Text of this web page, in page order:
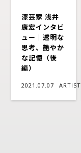
漆芸家 浅井
康宏インタビ
ュー｜透明な
思考、艶やか
な記憶（後
編）
2021.07.07 ARTIST